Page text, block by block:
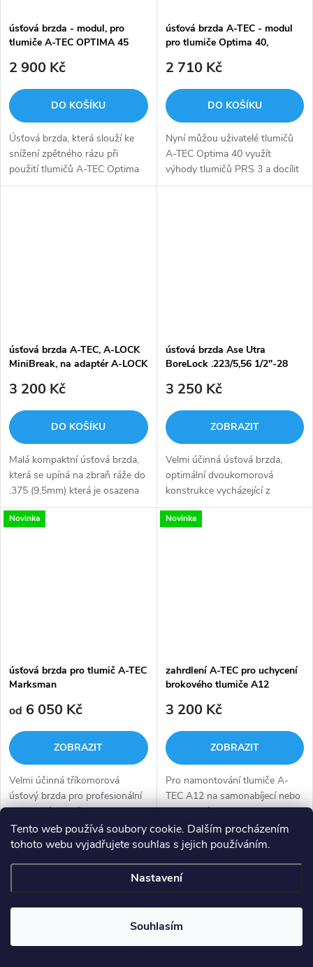
Tento web používá soubory cookie. Dalším procházením
tohoto webu vyjadřujete souhlas s jejich používáním.
Nastavení
Souhlasím
úsťová brzda - modul, pro
tlumiče A-TEC OPTIMA 45
2 900 Kč
DO KOŠÍKU
Úsťová brzda, která slouží ke
snížení zpětného rázu při
použití tlumičů A-TEC Optima
45.
úsťová brzda A-TEC - modul
pro tlumiče Optima 40,
(9,5mm)
2 710 Kč
DO KOŠÍKU
Nyní můžou uživatelé tlumičů
A-TEC Optima 40 využít
výhody tlumičů PRS 3 a docílit
tak výrazného snížení zpětného
úsťová brzda A-TEC, A-LOCK
MiniBreak, na adaptér A-LOCK
3 200 Kč
DO KOŠÍKU
Malá kompaktní úsťová brzda,
která se upíná na zbraň ráže do
.375 (9,5mm) která je osazena
adaptérem A-TEC A-LOCK.
Řeší vaše dilema, kdy při
úsťová brzda Ase Utra
BoreLock .223/5,56 1/2"-28
3 250 Kč
ZOBRAZIT
Velmi účinná úsťová brzda,
optimální dvoukomorová
konstrukce vycházející z
legendární brzdy Jerryho
Miculka, která zároveň slouží k
Novinka
úsťová brzda pro tlumič A-TEC
Marksman
od 6 050 Kč
ZOBRAZIT
Velmi účinná tříkomorová
úsťový brzda pro profesionální
modulový tlumič Marksman,
který je určen především pro
odstřelovače a jiné náročné
Novinka
zahrdlení A-TEC pro uchycení
brokového tlumiče A12
3 200 Kč
ZOBRAZIT
Pro namontování tlumiče A-
TEC A12 na samonabíjecí nebo
opakovací brokovnici
potřebujete specifické zahrdlení
(choke) pro určený typ
typem zahrdlení...
O
v
á